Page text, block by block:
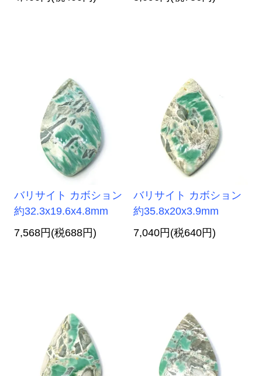
バリサイト カボション
約32.3x19.6x4.8mm
7,568円(税688円)
バリサイト カボション
約35.8x20x3.9mm
7,040円(税640円)